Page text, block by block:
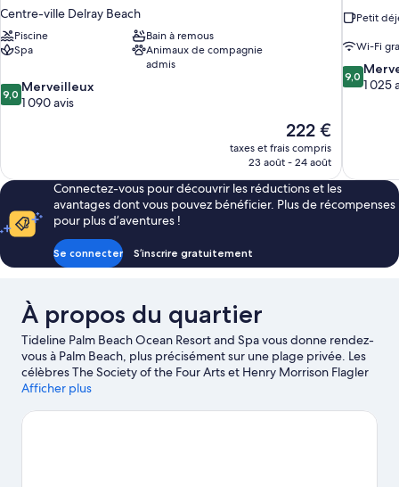
Centre-ville Delray Beach
Piscine
Bain à remous
Spa
Animaux de compagnie
admis
9.0
sur
9,0 Merveilleux
1 090 avis
Le
nouveau
prix
de
222 €
222 €
taxes et frais compris
23 août - 24 août
Petit
Wi-Fi
9.0
sur
9,0
1 025
Connectez-vous pour découvrir les réductions et les
avantages dont vous pouvez bénéficier. Plus de récompenses
pour plus d’aventures !
Se connecter S’inscrire gratuitement
À propos du quartier
Tideline Palm Beach Ocean Resort and Spa vous donne rendez-
vous à Palm Beach, plus précisément sur une plage privée. Les
célèbres The Society of the Four Arts et Henry Morrison Flagler
Museum comptent certes parmi les hauts lieux culturels, mais
attendent aussi votre visite. Lors de votre séjour, ne manquez
Afficher plus